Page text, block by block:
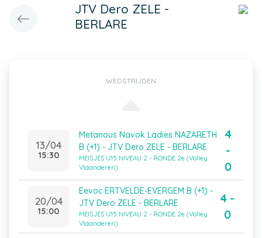
JTV Dero ZELE -
BERLARE
WEDSTRIJDEN
13/04
15:30
Metanous Navok Ladies NAZARETH
B (+1) - JTV Dero ZELE - BERLARE
MEISJES U15 NIVEAU 2 - RONDE 2e (Volley
Vlaanderen)
4
-
0
20/04
15:00
Eevoc ERTVELDE-EVERGEM B (+1) -
JTV Dero ZELE - BERLARE
MEISJES U15 NIVEAU 2 - RONDE 2e (Volley
Vlaanderen)
4 -
0